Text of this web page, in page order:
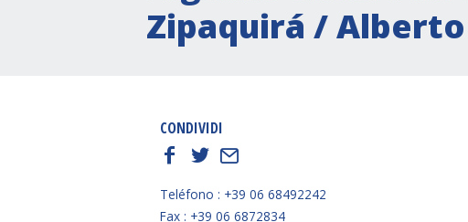
Zipaquirá /
CONDIVIDI
f
t E
Teléfono : +39 06 68492242
Fax : +39 06 6872834